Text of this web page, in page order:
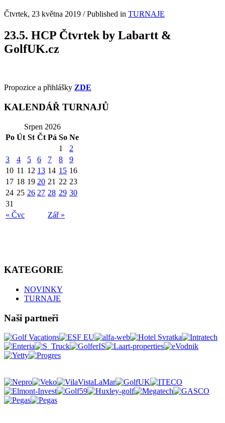
Čtvrtek, 23 května 2019 /Published in TURNAJE
23.5. HCP Čtvrtek by Labartt &
GolfUK.cz
Propozice a přihlášky ZDE
KALENDÁŘ TURNAJŮ
Srpen 2026
Po Út St Čt Pá So Ne
« Čvc Zář »
1
2
3
4 5 6 7 8
9
10 11 12 13 14 15 16
17 18 19 20 21 22 23
24 25 26 27 28 29 30
31
KATEGORIE
NOVINKY
TURNAJE
Naši partneři